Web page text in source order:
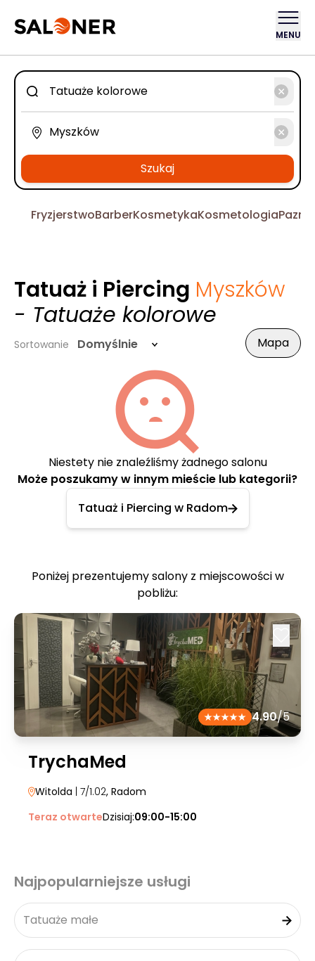
MENU
Szukaj
FryzjerstwoBarberKosmetykaKosmetologia
Tatuaż i Piercing Myszków
- Tatuaże kolorowe
Sortowanie Domyślnie Mapa
Niestety nie znaleźliśmy żadnego salonu
Może poszukamy w innym mieście lub kategorii?
Tatuaż i Piercing w Radom
Poniżej prezentujemy salony z miejscowości w
pobliżu:
4.90/5
TrychaMed
Witolda | 7/1.02, Radom
Teraz otwarteDzisiaj:09:00-15:00
Najpopularniejsze usługi
Tatuaże małe